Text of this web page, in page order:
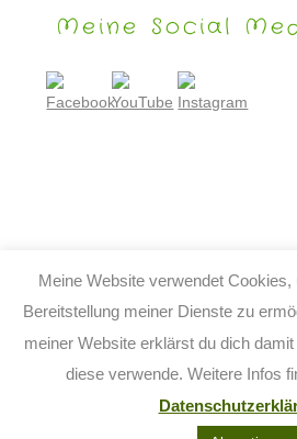
Meine Social
Meine Website verwendet
Bereitstellung meiner Dienste zu
meiner Website erklärst du dich
diese verwende. Weitere Infos